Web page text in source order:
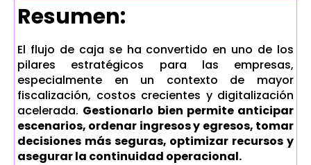
Resumen:
El flujo de caja se ha convertido en uno de los
pilares estratégicos para las empresas,
especialmente en un contexto de mayor
fiscalización, costos crecientes y digitalización
acelerada. Gestionarlo bien permite anticipar
escenarios, ordenar ingresos y egresos, tomar
decisiones más seguras, optimizar recursos y
asegurar la continuidad operacional.